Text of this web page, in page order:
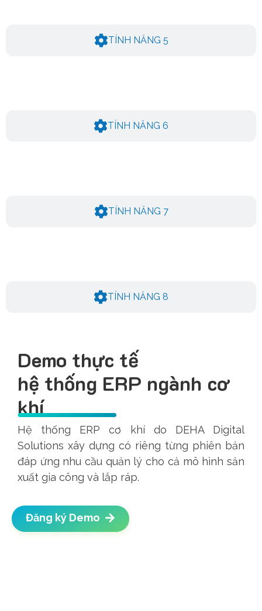
TÍNH NĂNG 5
TÍNH NĂNG 6
TÍNH NĂNG 7
TÍNH NĂNG 8
Demo thực tế
hệ thống ERP ngành cơ
khí
Hệ thống ERP cơ khí do DEHA Digital
Solutions xây dựng có riêng từng phiên bản
đáp ứng nhu cầu quản lý cho cả mô hình sản
xuất gia công và lắp ráp.
Đăng ký Demo